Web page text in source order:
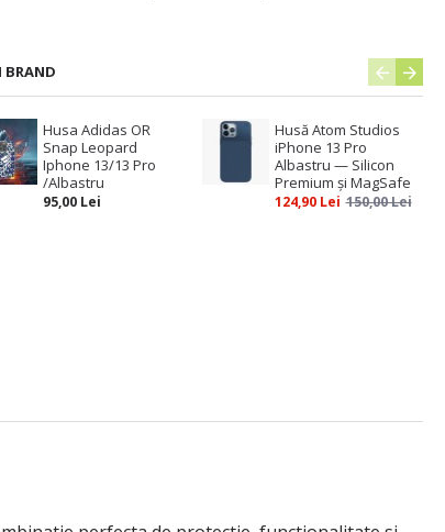
BRAND
Husa Adidas OR
Snap Leopard
Iphone 13/13 Pro
/Albastru
95,00 Lei
Husă Atom Studios
iPhone 13 Pro
Albastru — Silicon
Premium și MagSafe
124,90 Lei 150,00 Lei